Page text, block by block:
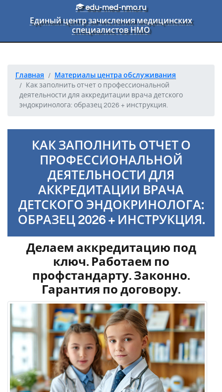
Перейти к основному текстуedu-med-nmo.ru
Единый центр зачисления медицинских
специалистов НМО
Главная
Материалы центра обслуживания
Как заполнить отчет о профессиональной
деятельности для аккредитации врача детского
эндокринолога: образец 2026 + инструкция.
КАК ЗАПОЛНИТЬ ОТЧЕТ О
ПРОФЕССИОНАЛЬНОЙ
ДЕЯТЕЛЬНОСТИ ДЛЯ
АККРЕДИТАЦИИ ВРАЧА
ДЕТСКОГО ЭНДОКРИНОЛОГА:
ОБРАЗЕЦ 2026 + ИНСТРУКЦИЯ.
Делаем аккредитацию под
ключ. Работаем по
профстандарту. Законно.
Гарантия по договору.